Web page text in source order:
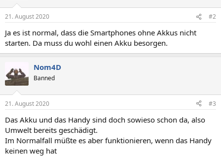
21. August 2020 #2
Ja es ist normal, dass die Smartphones ohne Akkus nicht
starten. Da muss du wohl einen Akku besorgen.
Nom4D
Banned
21. August 2020 #3
Das Akku und das Handy sind doch sowieso schon da, also
Umwelt bereits geschädigt.
Im Normalfall müßte es aber funktionieren, wenn das Handy
keinen weg hat